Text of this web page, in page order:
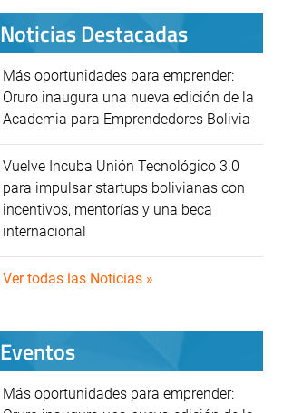
Noticias Destacadas
Más oportunidades para emprender:
Oruro inaugura una nueva edición de la
Academia para Emprendedores Bolivia
Vuelve Incuba Unión Tecnológico 3.0
para impulsar startups bolivianas con
incentivos, mentorías y una beca
internacional
Ver todas las Noticias »
Eventos
Más oportunidades para emprender: